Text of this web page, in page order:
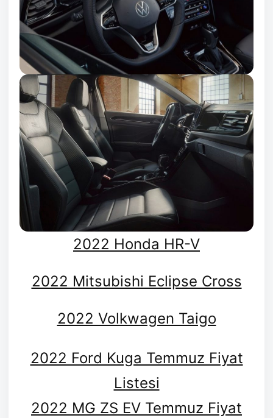
2022 Honda HR-V
2022 Mitsubishi Eclipse Cross
2022 Volkwagen Taigo
2022 Ford Kuga Temmuz Fiyat
Listesi
2022 MG ZS EV Temmuz Fiyat